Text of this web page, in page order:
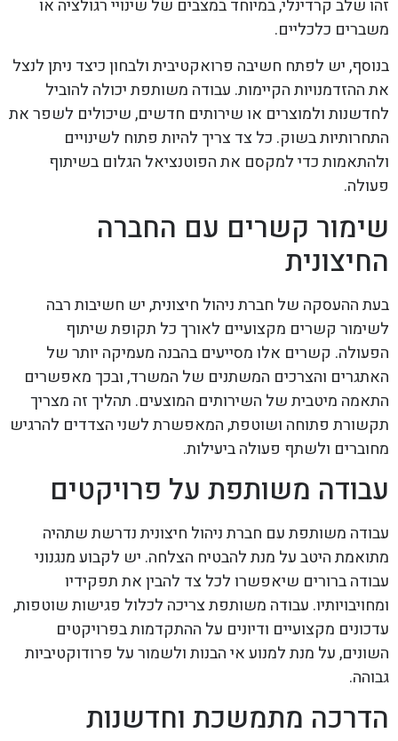
זהו שלב קרדינלי, במיוחד במצבים של שינויי רגולציה או
משברים כלכליים.
בנוסף, יש לפתח חשיבה פרואקטיבית ולבחון כיצד ניתן לנצל
את ההזדמנויות הקיימות. עבודה משותפת יכולה להוביל
לחדשנות ולמוצרים או שירותים חדשים, שיכולים לשפר את
התחרותיות בשוק. כל צד צריך להיות פתוח לשינויים
ולהתאמות כדי למקסם את הפוטנציאל הגלום בשיתוף
פעולה.
שימור קשרים עם החברה
החיצונית
בעת ההעסקה של חברת ניהול חיצונית, יש חשיבות רבה
לשימור קשרים מקצועיים לאורך כל תקופת שיתוף
הפעולה. קשרים אלו מסייעים בהבנה מעמיקה יותר של
האתגרים והצרכים המשתנים של המשרד, ובכך מאפשרים
התאמה מיטבית של השירותים המוצעים. תהליך זה מצריך
תקשורת פתוחה ושוטפת, המאפשרת לשני הצדדים להרגיש
מחוברים ולשתף פעולה ביעילות.
עבודה משותפת על פרויקטים
עבודה משותפת עם חברת ניהול חיצונית נדרשת שתהיה
מתואמת היטב על מנת להבטיח הצלחה. יש לקבוע מנגנוני
עבודה ברורים שיאפשרו לכל צד להבין את תפקידיו
ומחויבויותיו. עבודה משותפת צריכה לכלול פגישות שוטפות,
עדכונים מקצועיים ודיונים על ההתקדמות בפרויקטים
השונים, על מנת למנוע אי הבנות ולשמור על פרודוקטיביות
גבוהה.
הדרכה מתמשכת וחדשנות